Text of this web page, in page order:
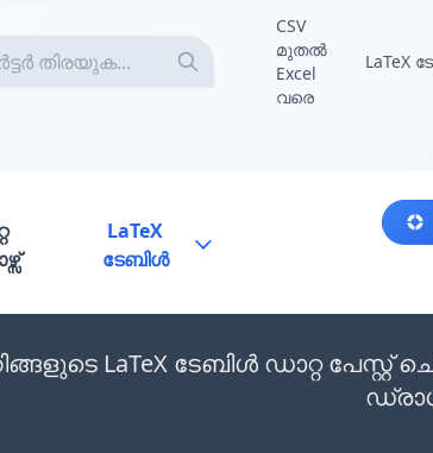
CSV
മുതൽ
Excel
വരെ
LaTeX
LaTeX
ടേബിൾ
LaTeX ടേബിൾ ഡാറ്റ